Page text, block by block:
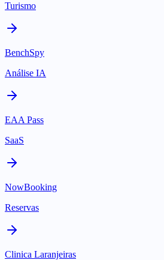
Turismo
BenchSpy
Análise IA
EAA Pass
SaaS
NowBooking
Reservas
Clinica Laranjeiras